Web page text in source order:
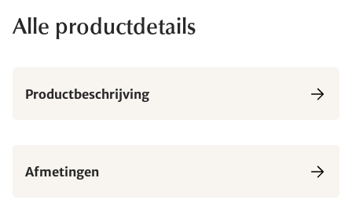
Alle productdetails
Productbeschrijving
Afmetingen